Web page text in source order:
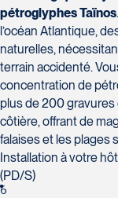
pétroglyphes Taïnos
l’océan Atlantique,
naturelles,
terrain accidenté.
concentration de
plus de 200 gravures
côtière, offrant de
falaises et les plages
Installation à votre
(PD/S)
6
J2G 2V5
Tél :450-372-3624
Voyages Jean-
2152 Boulevard
Brossard
social
2700 Boulevard
Champlain, bureau
Québec
G1V 4K5
Tél :418-653-1882